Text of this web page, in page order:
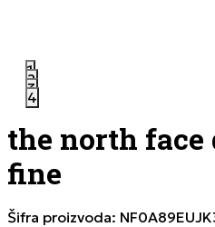
1
2
3
4
the north
fine
Šifra proizvoda: